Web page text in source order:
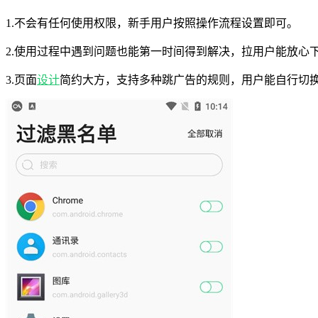
1.不会有任何使用权限，新手用户按照操作流程设置即可。
2.使用过程中遇到问题也能第一时间得到解决，拉用户能放心
3.页面设计简约大方，支持多种跳广告的规则，用户能自行切换